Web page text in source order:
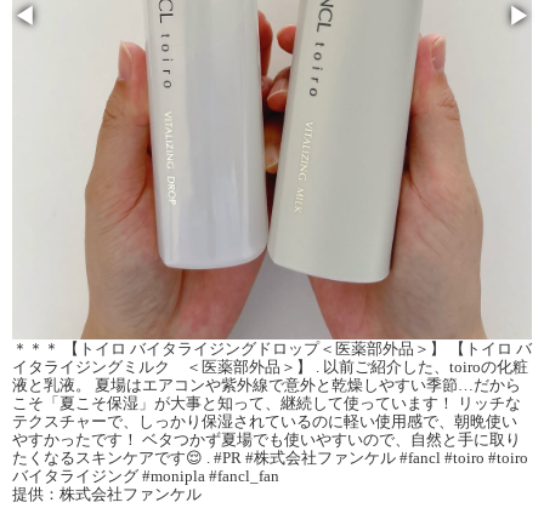
◀ ▶
＊＊＊ 【トイロ バイタライジングドロップ＜医薬部外品＞】 【トイロ バ
イタライジングミルク ＜医薬部外品＞】 . 以前ご紹介した、toiroの化粧
液と乳液。 夏場はエアコンや紫外線で意外と乾燥しやすい季節…だから
こそ「夏こそ保湿」が大事と知って、継続して使っています！ リッチな
テクスチャーで、しっかり保湿されているのに軽い使用感で、朝晩使い
やすかったです！ ベタつかず夏場でも使いやすいので、自然と手に取り
たくなるスキンケアです😌 . #PR #株式会社ファンケル #fancl #toiro #toiro
バイタライジング #monipla #fancl_fan
提供：株式会社ファンケル